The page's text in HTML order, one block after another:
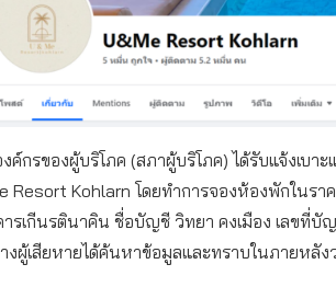
ค์กรของผู้บริโภค (สภาผู้บริโภค) ได้รับแจ้งเบ
Resort Kohlarn โดยทำการจองห้องพักในร
ารเกีนรตินาคิน ชื่อบัญชี วิทยา คงเมือง เลขที่
งผู้เสียหายได้ค้นหาข้อมูลและทราบในภายหลัง